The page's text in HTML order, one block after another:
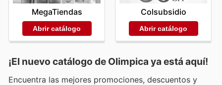
MegaTiendas
Abrir catálogo
Colsubsidio
Abrir catálogo
¡El nuevo catálogo de Olimpica ya está aquí!
Encuentra las mejores promociones, descuentos y